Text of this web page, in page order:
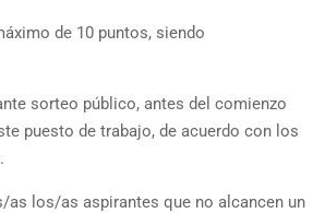
de 10 puntos, siendo
sorteo público, antes del comienzo
puesto de trabajo, de acuerdo con los
as los/as aspirantes que no alcancen un